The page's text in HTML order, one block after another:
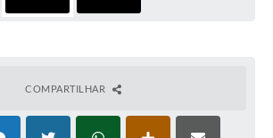
COMPARTILHAR